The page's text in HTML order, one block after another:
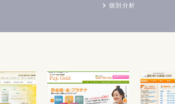
個別分析